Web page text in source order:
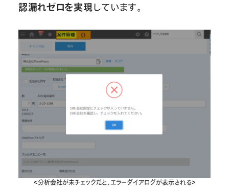
認漏れゼロを実現しています。
＜分析会社が未チェックだと、エラーダイアログが表示される＞